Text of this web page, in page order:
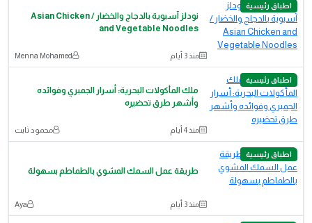
اطباق رئيسية
نودلز آسيوية بالدجاج والخضار / Asian Chicken
and Vegetable Noodles
منذ 3 أيام Menna Mohamed
اطباق رئيسية
ملك المأكولات البحرية: أسرار الجمبري وفوائده
وأشهر طرق تحضيره
منذ 4 أيام محمود ثابت
اطباق رئيسية
طريقة عمل السمك المشوي بالطماطم بسهولة
منذ 3 أيام Aya